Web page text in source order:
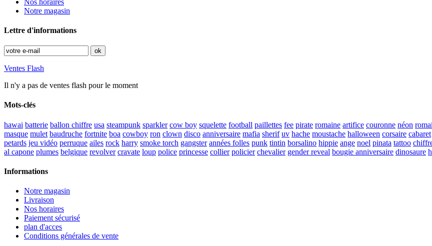
Notre magasin
Lettre d'informations
Ventes Flash
Il n'y a pas de ventes flash pour le moment
Mots-clés
hawai batterie ballon chiffre usa steampunk sparkler cow boy squelette football paillettes fee pirate romaine artifice couronne néon
masque mulet baudruche fortnite boa cowboy ron clown disco anniversaire mafia sherif uv hache moustache halloween corsaire cabaret
petards jeu vidéo perruque ailes rock harry smoke torch gangster années folles punk tintin borsalino hippie ange noel pinata tattoo
al capone plumes belgique revolver cravate loup police princesse collier policier chevalier gender reveal bougie anniversaire dinosaure
Informations
Notre magasin
Livraison
Nos horaires
Paiement sécurisé
plan d'acces
Conditions générales de vente